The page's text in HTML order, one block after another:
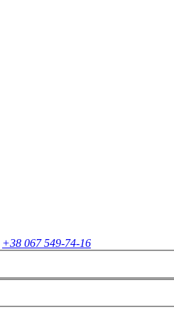
+38 067 549-74-16